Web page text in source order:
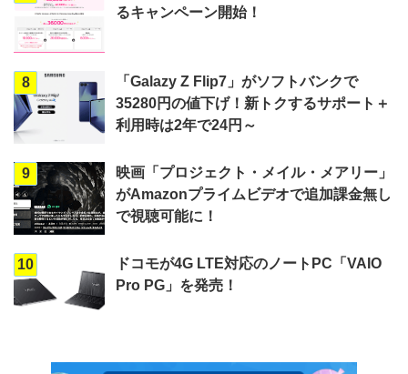
るキャンペーン開始！
8
「Galazy Z Flip7」がソフトバンクで
35280円の値下げ！新トクするサポート＋
利用時は2年で24円～
9
映画「プロジェクト・メイル・メアリー」
がAmazonプライムビデオで追加課金無し
で視聴可能に！
10
ドコモが4G LTE対応のノートPC「VAIO
Pro PG」を発売！